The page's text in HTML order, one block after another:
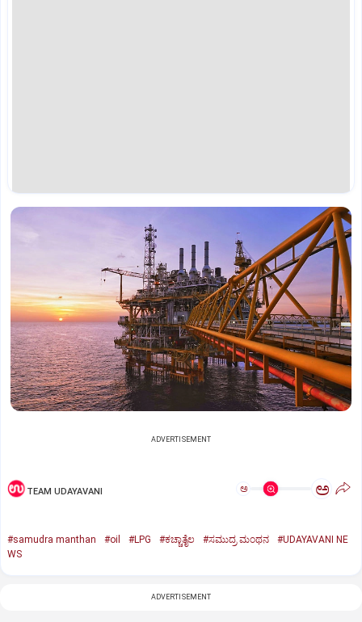
ADVERTISEMENT
TEAM UDAYAVANI ಅ ಅ
#samudra manthan #oil #LPG #ಕಚ್ಚಾತೈಲ #ಸಮುದ್ರ ಮಂಥನ
#UDAYAVANI NE
WS
ADVERTISEMENT